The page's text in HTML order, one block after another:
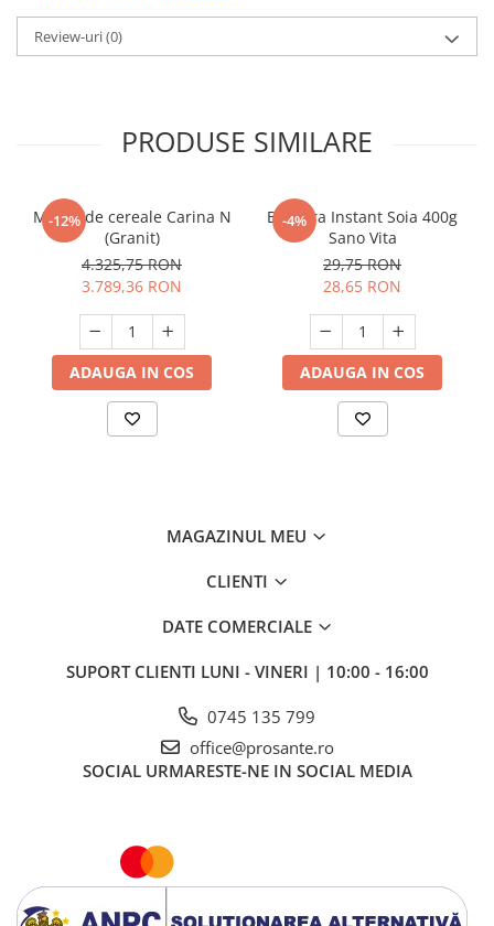
Review-uri(0)
PRODUSE SIMILARE
-12%
Moara de cereale Carina N
(Granit)
4.325,75 RON
3.789,36 RON
ADAUGA IN COS
-4%
Bautura Instant Soia 400g
Sano Vita
29,75 RON
28,65 RON
ADAUGA IN COS
MAGAZINUL MEU
CLIENTI
DATE COMERCIALE
SUPORT CLIENTI LUNI - VINERI | 10:00 - 16:00
0745 135 799
office@prosante.ro
SOCIAL URMARESTE-NE IN SOCIAL MEDIA